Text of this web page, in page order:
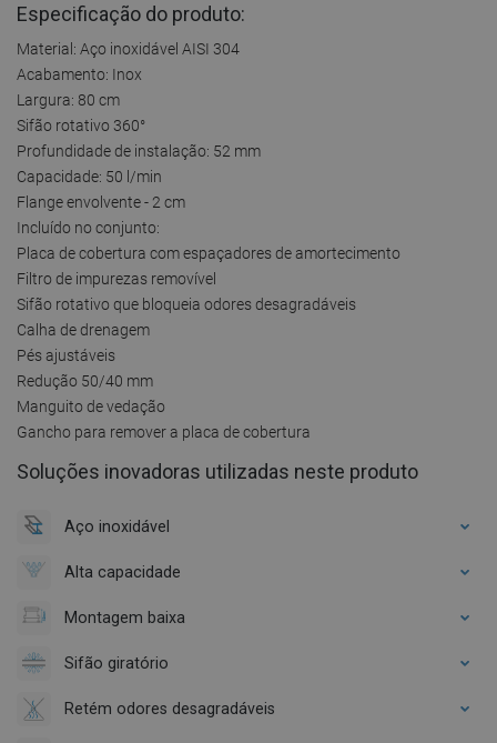
Especificação do produto:
Material: Aço inoxidável AISI 304
Acabamento: Inox
Largura: 80 cm
Sifão rotativo 360°
Profundidade de instalação: 52 mm
Capacidade: 50 l/min
Flange envolvente - 2 cm
Incluído no conjunto:
Placa de cobertura com espaçadores de amortecimento
Filtro de impurezas removível
Sifão rotativo que bloqueia odores desagradáveis
Calha de drenagem
Pés ajustáveis
Redução 50/40 mm
Manguito de vedação
Gancho para remover a placa de cobertura
Soluções inovadoras utilizadas neste produto
Aço inoxidável
Alta capacidade
Montagem baixa
Sifão giratório
Retém odores desagradáveis